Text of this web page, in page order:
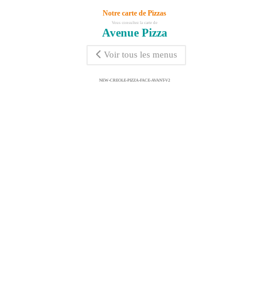
Notre carte de Pizzas
Vous consultez la carte de
Avenue Pizza
Voir tous les menus
NEW-CREOLE-PIZZA-FACE-AVANT-V2